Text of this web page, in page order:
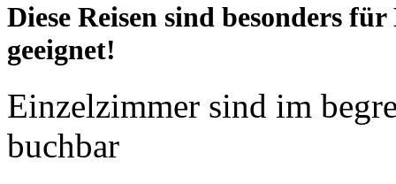
Diese Reisen sind besonders
geeignet!
Einzelzimmer sind im
buchbar